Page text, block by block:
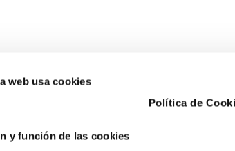
web usa cookies
Política de
y función de las cookies